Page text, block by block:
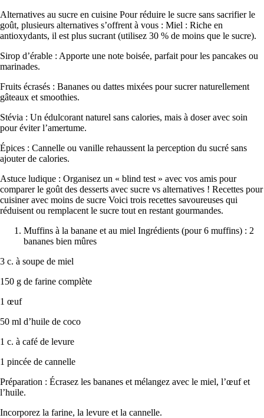
Alternatives au sucre en cuisine Pour réduire le sucre sans sacrifier le
goût, plusieurs alternatives s’offrent à vous : Miel : Riche en
antioxydants, il est plus sucrant (utilisez 30 % de moins que le sucre).
Sirop d’érable : Apporte une note boisée, parfait pour les pancakes ou
marinades.
Fruits écrasés : Bananes ou dattes mixées pour sucrer naturellement
gâteaux et smoothies.
Stévia : Un édulcorant naturel sans calories, mais à doser avec soin
pour éviter l’amertume.
Épices : Cannelle ou vanille rehaussent la perception du sucré sans
ajouter de calories.
Astuce ludique : Organisez un « blind test » avec vos amis pour
comparer le goût des desserts avec sucre vs alternatives ! Recettes pour
cuisiner avec moins de sucre Voici trois recettes savoureuses qui
réduisent ou remplacent le sucre tout en restant gourmandes.
Muffins à la banane et au miel Ingrédients (pour 6 muffins) : 2
bananes bien mûres
3 c. à soupe de miel
150 g de farine complète
1 œuf
50 ml d’huile de coco
1 c. à café de levure
1 pincée de cannelle
Préparation : Écrasez les bananes et mélangez avec le miel, l’œuf et
l’huile.
Incorporez la farine, la levure et la cannelle.